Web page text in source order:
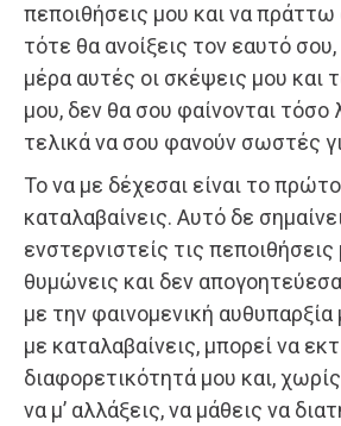
πεποιθήσεις μου και να
τότε θα ανοίξεις τον εαυτό
μέρα αυτές οι σκέψεις μου και
μου, δεν θα σου φαίνονται τόσο
τελικά να σου φανούν σωστές
Το να με δέχεσαι είναι το
καταλαβαίνεις. Αυτό δε
ενστερνιστείς τις
θυμώνεις και δεν
με την φαινομενική αυθυπαρξία
με καταλαβαίνεις, μπορεί να
διαφορετικότητά μου και,
να μ’ αλλάξεις, να μάθεις να